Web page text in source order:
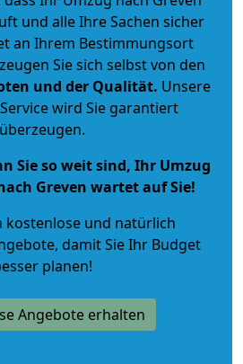
und alle Ihre Sachen sicher
an Ihrem Bestimmungsort
Sie sich selbst von den
und der Qualität. Unsere
wird Sie garantiert
überzeugen.
Sie so weit sind, Ihr Umzug
Greven wartet auf Sie!
kostenlose und natürlich
, damit Sie Ihr Budget
planen!
Angebote erhalten